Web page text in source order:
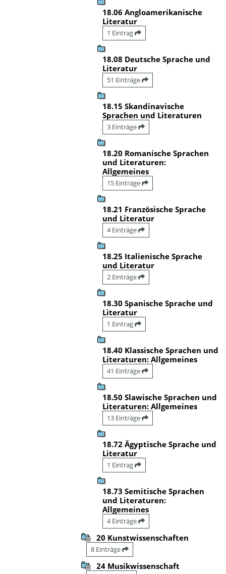
18.06 Angloamerikanische
Literatur
1 Eintrag
18.08 Deutsche Sprache und
Literatur
51 Einträge
18.15 Skandinavische
Sprachen und Literaturen
3 Einträge
18.20 Romanische Sprachen
und Literaturen:
Allgemeines
15 Einträge
18.21 Französische Sprache
und Literatur
4 Einträge
18.25 Italienische Sprache
und Literatur
2 Einträge
18.30 Spanische Sprache und
Literatur
1 Eintrag
18.40 Klassische Sprachen und
Literaturen: Allgemeines
41 Einträge
18.50 Slawische Sprachen und
Literaturen: Allgemeines
13 Einträge
18.72 Ägyptische Sprache und
Literatur
1 Eintrag
18.73 Semitische Sprachen
und Literaturen:
Allgemeines
4 Einträge
20 Kunstwissenschaften
8 Einträge
24 Musikwissenschaft